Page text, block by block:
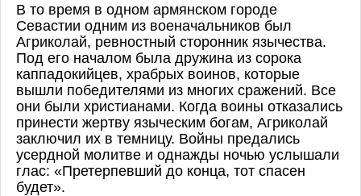
В то время в одном армянском городе
Севастии одним из военачальников был
Агриколай, ревностный сторонник язычества.
Под его началом была дружина из сорока
каппадокийцев, храбрых воинов, которые
вышли победителями из многих сражений. Все
они были христианами. Когда воины отказались
принести жертву языческим богам, Агриколай
заключил их в темницу. Войны предались
усердной молитве и однажды ночью услышали
глас: «Претерпевший до конца, тот спасен
будет».